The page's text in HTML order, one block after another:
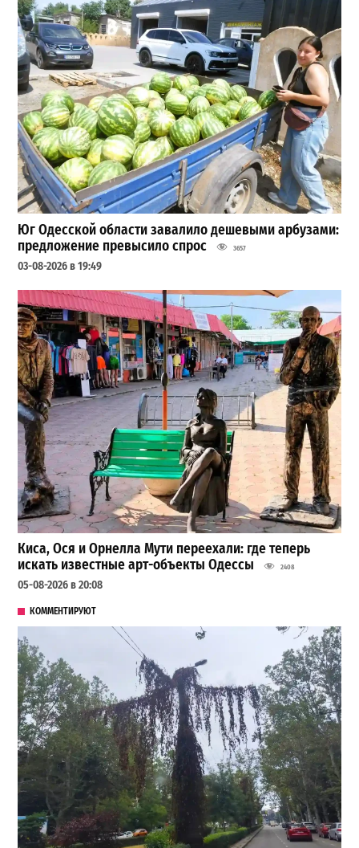
Юг Одесской области завалило дешевыми арбузами:
предложение превысило спрос
3657
03-08-2026 в 19:49
Киса, Ося и Орнелла Мути переехали: где теперь
искать известные арт-объекты Одессы
2408
05-08-2026 в 20:08
КОММЕНТИРУЮТ